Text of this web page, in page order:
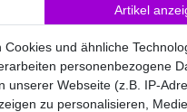
Artikel
Cookies und ähnliche
personenbezogene
unserer Webseite (z.B. IP-
zu personalisieren,